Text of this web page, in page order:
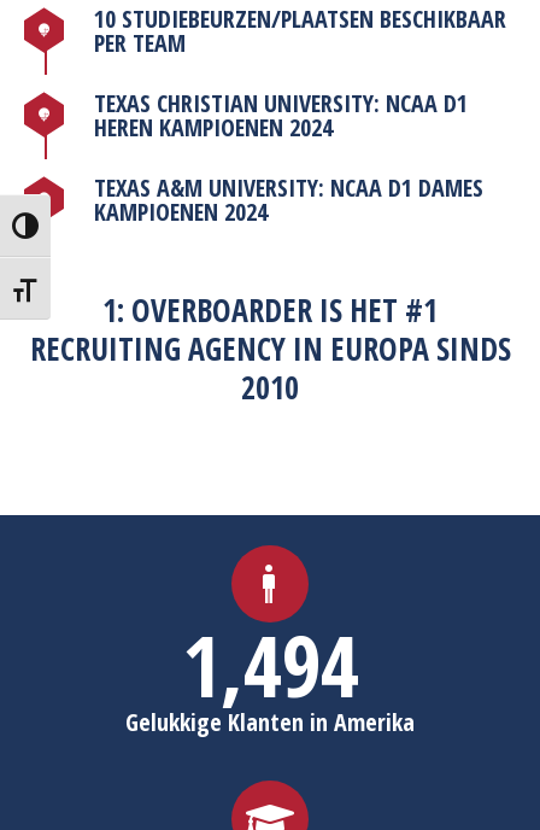
Toggle High Contrast
Toggle Font size
10 STUDIEBEURZEN/PLAATSEN BESCHIKBAAR
PER TEAM
TEXAS CHRISTIAN UNIVERSITY: NCAA D1
HEREN KAMPIOENEN 2024
TEXAS A&M UNIVERSITY: NCAA D1 DAMES
KAMPIOENEN 2024
1: OVERBOARDER IS HET #1
RECRUITING AGENCY IN EUROPA SINDS
2010
1,498
Gelukkige Klanten in Amerika